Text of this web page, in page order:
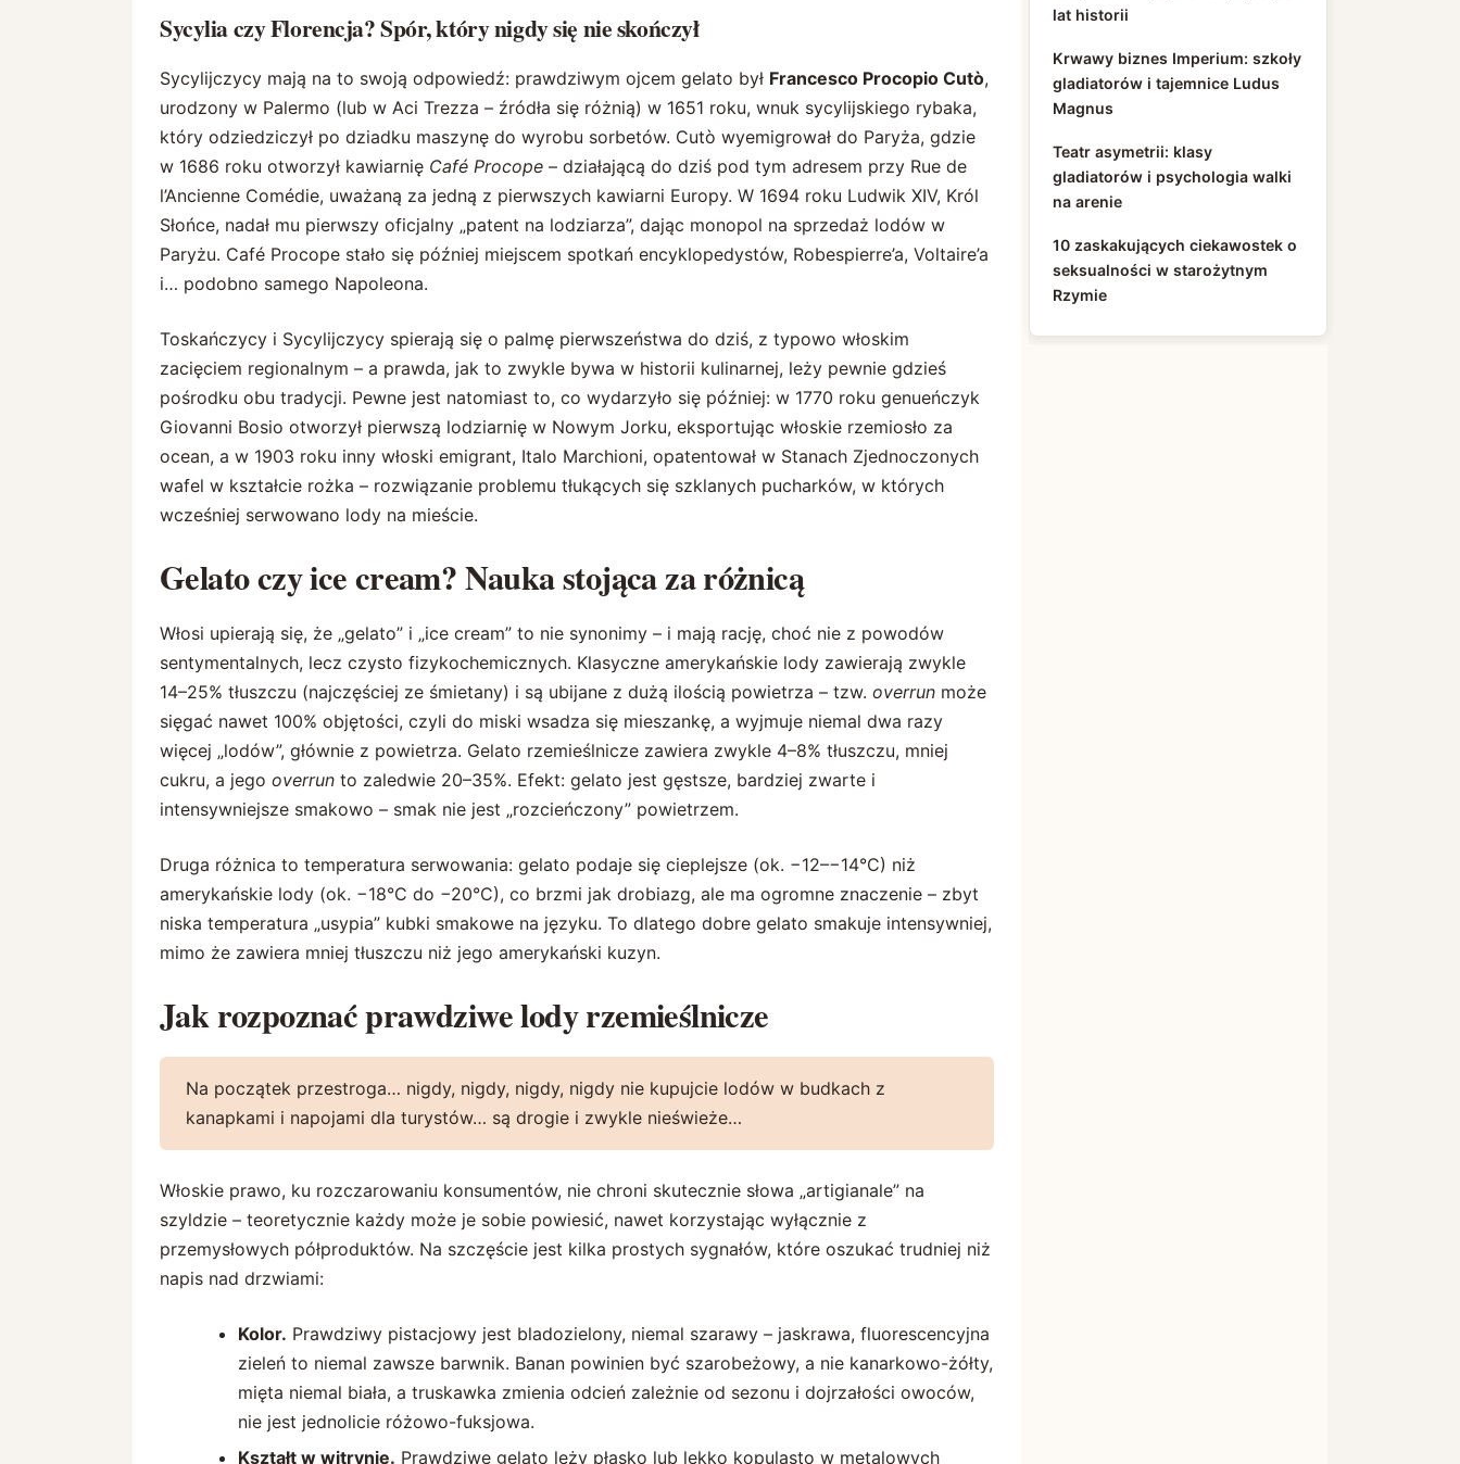
Sycylia czy Florencja? Spór, który nigdy się nie skończył
Sycylijczycy mają na to swoją odpowiedź: prawdziwym ojcem gelato był Francesco Procopio Cutò,
urodzony w Palermo (lub w Aci Trezza – źródła się różnią) w 1651 roku, wnuk sycylijskiego rybaka,
który odziedziczył po dziadku maszynę do wyrobu sorbetów. Cutò wyemigrował do Paryża, gdzie
w 1686 roku otworzył kawiarnię Café Procope – działającą do dziś pod tym adresem przy Rue de
l’Ancienne Comédie, uważaną za jedną z pierwszych kawiarni Europy. W 1694 roku Ludwik XIV, Król
Słońce, nadał mu pierwszy oficjalny „patent na lodziarza”, dając monopol na sprzedaż lodów w
Paryżu. Café Procope stało się później miejscem spotkań encyklopedystów, Robespierre’a, Voltaire’a
i… podobno samego Napoleona.
Toskańczycy i Sycylijczycy spierają się o palmę pierwszeństwa do dziś, z typowo włoskim
zacięciem regionalnym – a prawda, jak to zwykle bywa w historii kulinarnej, leży pewnie gdzieś
pośrodku obu tradycji. Pewne jest natomiast to, co wydarzyło się później: w 1770 roku genueńczyk
Giovanni Bosio otworzył pierwszą lodziarnię w Nowym Jorku, eksportując włoskie rzemiosło za
ocean, a w 1903 roku inny włoski emigrant, Italo Marchioni, opatentował w Stanach Zjednoczonych
wafel w kształcie rożka – rozwiązanie problemu tłukących się szklanych pucharków, w których
wcześniej serwowano lody na mieście.
Gelato czy ice cream? Nauka stojąca za różnicą
Włosi upierają się, że „gelato” i „ice cream” to nie synonimy – i mają rację, choć nie z powodów
sentymentalnych, lecz czysto fizykochemicznych. Klasyczne amerykańskie lody zawierają zwykle
14–25% tłuszczu (najczęściej ze śmietany) i są ubijane z dużą ilością powietrza – tzw. overrun może
sięgać nawet 100% objętości, czyli do miski wsadza się mieszankę, a wyjmuje niemal dwa razy
więcej „lodów”, głównie z powietrza. Gelato rzemieślnicze zawiera zwykle 4–8% tłuszczu, mniej
cukru, a jego overrun to zaledwie 20–35%. Efekt: gelato jest gęstsze, bardziej zwarte i
intensywniejsze smakowo – smak nie jest „rozcieńczony” powietrzem.
Druga różnica to temperatura serwowania: gelato podaje się cieplejsze (ok. −12–−14°C) niż
amerykańskie lody (ok. −18°C do −20°C), co brzmi jak drobiazg, ale ma ogromne znaczenie – zbyt
niska temperatura „usypia” kubki smakowe na języku. To dlatego dobre gelato smakuje intensywniej,
mimo że zawiera mniej tłuszczu niż jego amerykański kuzyn.
Jak rozpoznać prawdziwe lody rzemieślnicze
Na początek przestroga… nigdy, nigdy, nigdy, nigdy nie kupujcie lodów w budkach z
kanapkami i napojami dla turystów… są drogie i zwykle nieświeże…
Włoskie prawo, ku rozczarowaniu konsumentów, nie chroni skutecznie słowa „artigianale” na
szyldzie – teoretycznie każdy może je sobie powiesić, nawet korzystając wyłącznie z
przemysłowych półproduktów. Na szczęście jest kilka prostych sygnałów, które oszukać trudniej niż
napis nad drzwiami:
Kolor. Prawdziwy pistacjowy jest bladozielony, niemal szarawy – jaskrawa, fluorescencyjna
zieleń to niemal zawsze barwnik. Banan powinien być szarobeżowy, a nie kanarkowo-żółty,
mięta niemal biała, a truskawka zmienia odcień zależnie od sezonu i dojrzałości owoców,
nie jest jednolicie różowo-fuksjowa.
Kształt w witrynie. Prawdziwe gelato leży płasko lub lekko kopulasto w metalowych
lat historii
Krwawy biznes Imperium: szkoły
gladiatorów i tajemnice Ludus
Magnus
Teatr asymetrii: klasy
gladiatorów i psychologia walki
na arenie
10 zaskakujących ciekawostek o
seksualności w starożytnym
Rzymie